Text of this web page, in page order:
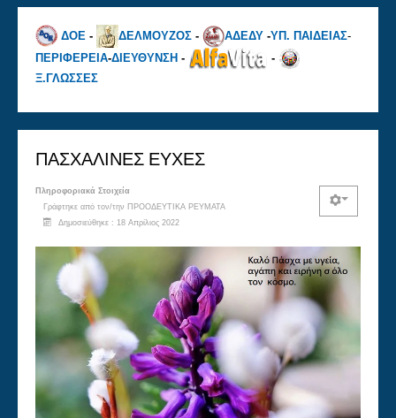
ΔΟΕ - ΔΕΛΜΟΥΖΟΣ - ΑΔΕΔΥ -ΥΠ. ΠΑΙΔΕΙΑΣ-
ΠΕΡΙΦΕΡΕΙΑ-ΔΙΕΥΘΥΝΣΗ -
-
Ξ.ΓΛΩΣΣΕΣ
ΠΑΣΧΑΛΙΝΕΣ ΕΥΧΕΣ
Πληροφοριακά Στοιχεία
Γράφτηκε από τον/την ΠΡΟΟΔΕΥΤΙΚΑ ΡΕΥΜΑΤΑ
Δημοσιεύθηκε : 18 Απρίλιος 2022